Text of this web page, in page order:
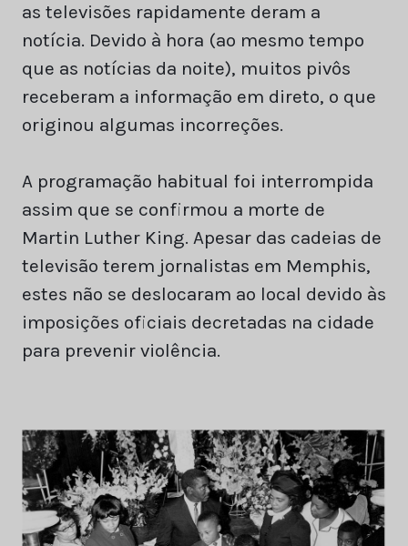
as televisões rapidamente deram a
notícia. Devido à hora (ao mesmo tempo
que as notícias da noite), muitos pivôs
receberam a informação em direto, o que
originou algumas incorreções.
A programação habitual foi interrompida
assim que se confirmou a morte de
Martin Luther King. Apesar das cadeias de
televisão terem jornalistas em Memphis,
estes não se deslocaram ao local devido às
imposições oficiais decretadas na cidade
para prevenir violência.